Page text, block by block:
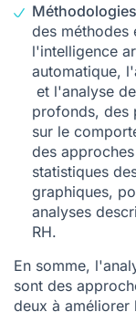
des méthodes
l'intelligence
automatique, l'
et l'analyse
profonds, des
sur le
des
statistiques
graphiques,
analyses
RH.
En somme,
sont des
deux à améliorer